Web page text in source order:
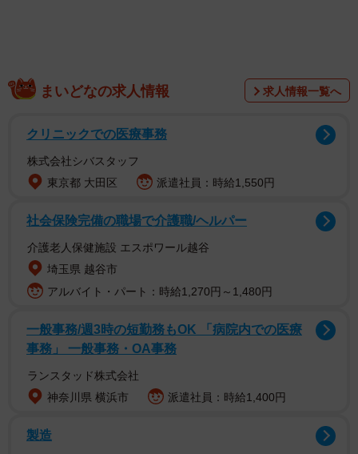
アニメは企画、制作、演出、出演の全てをVOICTIONメン
バーが担当。普段、アニメに声を吹き込んでいる声優のプ
ロ集団とはいえ、いわゆる「声の芝居」以外は誰もが専門
外。台本や絵コンテを作る作業は試行錯誤の連続だったそ
まいどなの求人情報 求人情報一覧へ
クリニックでの医療事務
株式会社シバスタッフ
東京都 大田区
派遣社員：時給1,550円
社会保険完備の職場で介護職/ヘルパー
介護老人保健施設 エスポワール越谷
埼玉県 越谷市
アルバイト・パート：時給1,270円～1,480円
一般事務/週3時の短勤務もOK 「病院内での医療
事務」 一般事務・OA事務
ランスタッド株式会社
神奈川県 横浜市
派遣社員：時給1,400円
製造